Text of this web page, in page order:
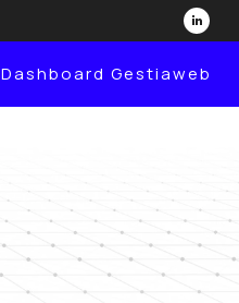
Dashboard Gestiaweb